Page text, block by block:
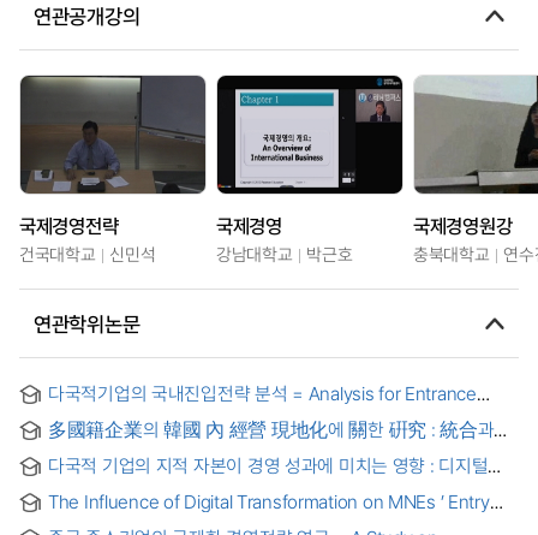
연관공개강의
국제경영전략
건국대학교 신민석
국제경영
강남대학교 박근호
국제경영원강
충북대학교 연
연관학위논문
다국적기업의 국내진입전략 분석 = Analysis for Entrance
Strategy of Multinational Enterprise in Korea
多國籍企業의 韓國 內 經營 現地化에 關한 硏究 : 統合과
適應 硏究 模型 (integration-responsiveness framework)을
中心으로 = (An) empirical analysis of integration-
responsiveness framework : Korean case
다국적 기업의 지적 자본이 경영 성과에 미치는 영향 : 디지털
Multinational Corporations on Management Performance:
Focus on Digital Platform Companies
The Influence of Digital Transformation on MNEs ’ Entry
Mode Choice = 디지털 전환이 다국적기업의 해외시장